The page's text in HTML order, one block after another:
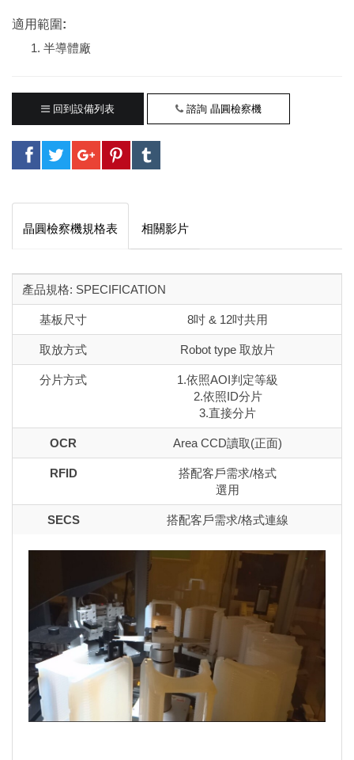
適用範圍:
半導體廠
回到設備列表 諮詢 晶圓檢察機
晶圓檢察機規格表 相關影片
產品規格: SPECIFICATION
基板尺寸 8吋 & 12吋共用
取放方式 Robot type 取放片
分片方式
1.依照AOI判定等級
2.依照ID分片
3.直接分片
OCR Area CCD讀取(正面)
RFID
搭配客戶需求/格式
選用
SECS 搭配客戶需求/格式連線